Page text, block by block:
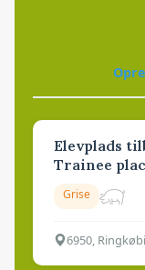
Elevplads
Trainee
Grise
6950,